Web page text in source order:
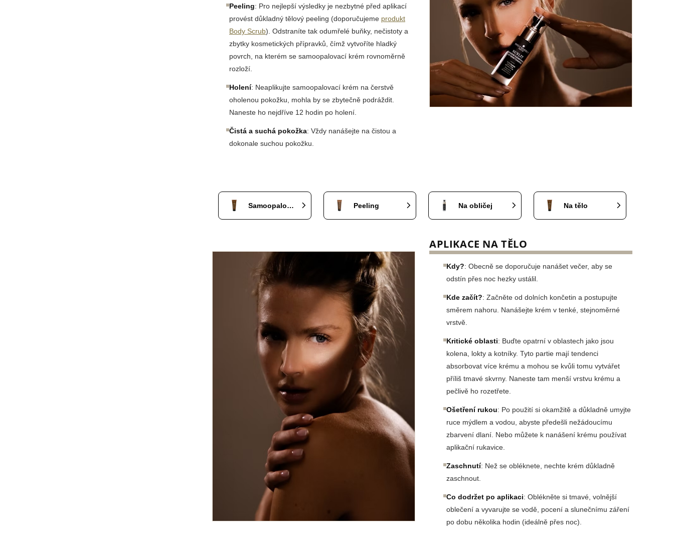
Peeling: Pro nejlepší výsledky je nezbytné před aplikací
provést důkladný tělový peeling (doporučujeme produkt
Body Scrub). Odstraníte tak odumřelé buňky, nečistoty a
zbytky kosmetických přípravků, čímž vytvoříte hladký
povrch, na kterém se samoopalovací krém rovnoměrně
rozloží.
Holení: Neaplikujte samoopalovací krém na čerstvě
oholenou pokožku, mohla by se zbytečně podráždit.
Naneste ho nejdříve 12 hodin po holení.
Čistá a suchá pokožka: Vždy nanášejte na čistou a
dokonale suchou pokožku.
Samoopalovací přípravky Peeling Na obličej Na tělo
APLIKACE NA TĚLO
Kdy?: Obecně se doporučuje nanášet večer, aby se
odstín přes noc hezky ustálil.
Kde začít?: Začněte od dolních končetin a postupujte
směrem nahoru. Nanášejte krém v tenké, stejnoměrné
vrstvě.
Kritické oblasti: Buďte opatrní v oblastech jako jsou
kolena, lokty a kotníky. Tyto partie mají tendenci
absorbovat více krému a mohou se kvůli tomu vytvářet
příliš tmavé skvrny. Naneste tam menší vrstvu krému a
pečlivě ho rozetřete.
Ošetření rukou: Po použití si okamžitě a důkladně umyjte
ruce mýdlem a vodou, abyste předešli nežádoucímu
zbarvení dlaní. Nebo můžete k nanášení krému používat
aplikační rukavice.
Zaschnutí: Než se obléknete, nechte krém důkladně
zaschnout.
Co dodržet po aplikaci: Oblékněte si tmavé, volnější
oblečení a vyvarujte se vodě, pocení a slunečnímu záření
po dobu několika hodin (ideálně přes noc).